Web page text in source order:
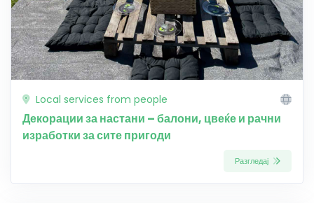
Local services from people
Декорации за настани – балони, цвеќе и рачни
изработки за сите пригоди
Разгледај